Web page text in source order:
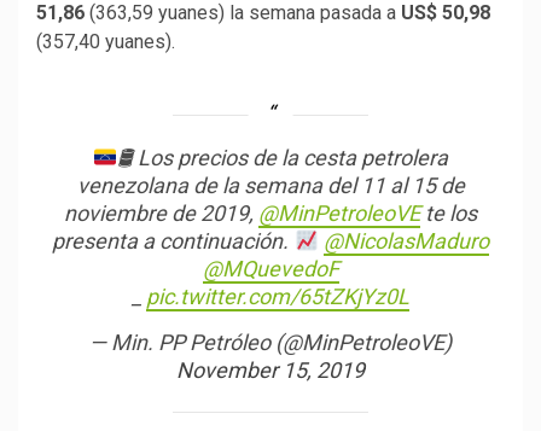
51,86 (363,59 yuanes) la semana pasada a US$ 50,98
(357,40 yuanes).
🛢 Los precios de la cesta petrolera
venezolana de la semana del 11 al 15 de
noviembre de 2019, @MinPetroleoVEte los
presenta a continuación.
@NicolasMaduro
@MQuevedoF
pic.twitter.com/65tZKjYz0L
— Min. PP Petróleo (@MinPetroleoVE)
November 15, 2019